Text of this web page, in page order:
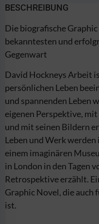
BESCHREIBUNG
Die biografische
bekanntesten und
Gegenwart
David Hockneys Arbeit
persönlichen Leben
und spannenden Leben
eigenen Perspektive,
und mit seinen Bildern
Leben und Werk
einem imaginären
in London in den Tagen
Retrospektive erzählt.
Graphic Novel, die auch
ist.